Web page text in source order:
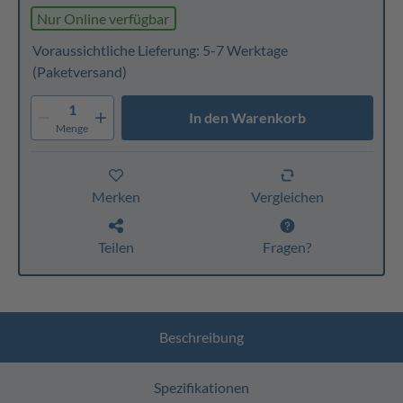
Nur Online verfügbar
Voraussichtliche Lieferung: 5-7 Werktage
(Paketversand)
1
Menge
In den Warenkorb
Merken Vergleichen
Teilen Fragen?
Beschreibung
Spezifikationen